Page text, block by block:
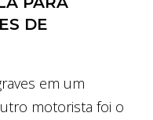
DE
em um
motorista foi o